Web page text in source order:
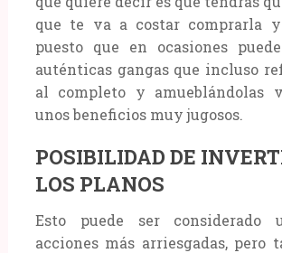
que te va a costar comprarla
puesto que en ocasiones
auténticas gangas que incluso
al completo y amueblándolas
unos beneficios muy jugosos.
POSIBILIDAD DE
LOS PLANOS
Esto puede ser considerado
acciones más arriesgadas, pero